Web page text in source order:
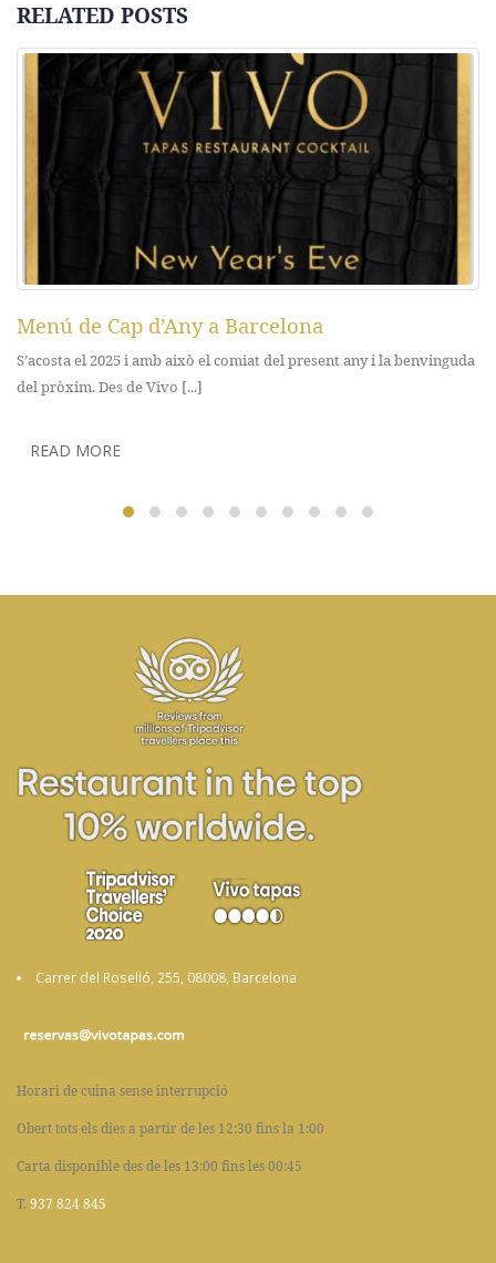
RELATED POSTS
Menú de Cap d’Any a Barcelona
S’acosta el 2025 i amb això el comiat del present any i la benvinguda
del pròxim. Des de Vivo [...]
READ MORE
Carrer del Roselló, 255, 08008, Barcelona
Horari de cuina sense interrupció
Obert tots els dies a partir de les 12:30 fins la 1:00
Carta disponible des de les 13:00 fins les 00:45
T. 937 824 845